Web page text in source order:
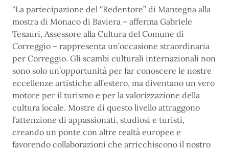
“La partecipazione del “Redentore” di Mantegna alla
mostra di Monaco di Baviera – afferma Gabriele
Tesauri, Assessore alla Cultura del Comune di
Correggio – rappresenta un’occasione straordinaria
per Correggio. Gli scambi culturali internazionali non
sono solo un’opportunità per far conoscere le nostre
eccellenze artistiche all’estero, ma diventano un vero
motore per il turismo e per la valorizzazione della
cultura locale. Mostre di questo livello attraggono
l’attenzione di appassionati, studiosi e turisti,
creando un ponte con altre realtà europee e
favorendo collaborazioni che arricchiscono il nostro